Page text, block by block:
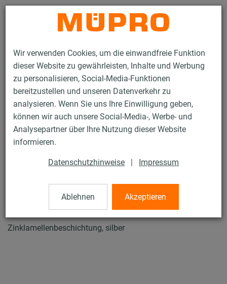
Wir verwenden Cookies, um die einwandfreie Funktion
dieser Website zu gewährleisten, Inhalte und Werbung
zu personalisieren, Social-Media-Funktionen
bereitzustellen und unseren Datenverkehr zu
analysieren. Wenn Sie uns Ihre Einwilligung geben,
können wir auch unsere Social-Media-, Werbe- und
Analysepartner über Ihre Nutzung dieser Website
informieren.
Datenschutzhinweise | Impressum
Ablehnen Akzeptieren
Kontakt
Produkte Befestigungstechnik
Lüftungsbefestigung
Installationsschienen für die Lüftungsbefestigung
MPT-Systemschienen (schwerer Lastbereich)
MPT-Hammerkopfschrauben
18 / 36
MPT-Hammerkopfschrauben
Zinklamellenbeschichtung, silber